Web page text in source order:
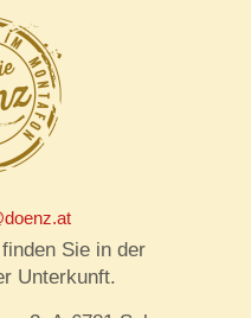
Sie in der
Unterkunft.